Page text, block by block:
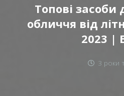
Топові засоби
обличчя від
2023 |
3 роки